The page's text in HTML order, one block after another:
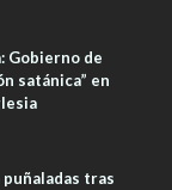
Gobierno de
satánica” en
tras